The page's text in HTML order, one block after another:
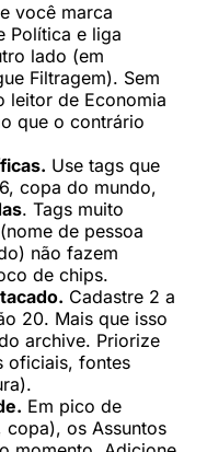
você marca
Política e liga
lado (em
Filtragem). Sem
leitor de Economia
que o contrário
Use tags que
copa do mundo,
. Tags muito
de pessoa
não fazem
de chips.
Cadastre 2 a
20. Mais que isso
archive. Priorize
oficiais, fontes
Em pico de
os Assuntos